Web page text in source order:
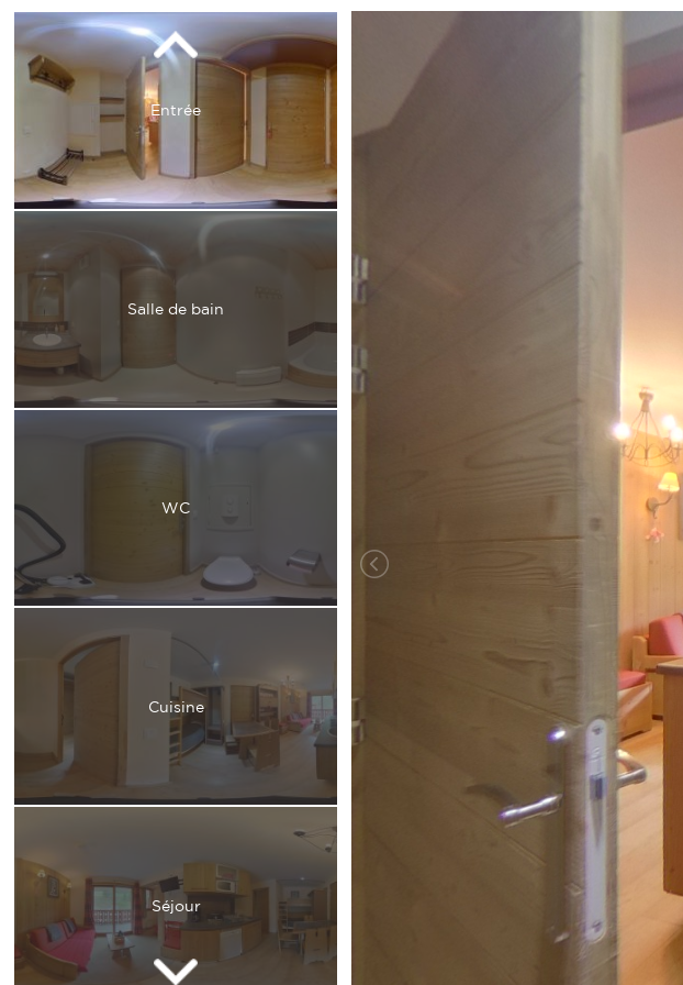
Entrée
Salle de bain
WC
Cuisine
Séjour